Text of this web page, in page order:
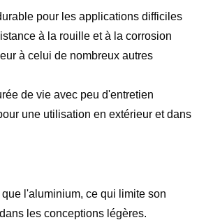
pour les applications difficiles
à la rouille et à la corrosion
à celui de nombreux autres
de vie avec peu d'entretien
une utilisation en extérieur et dans
l'aluminium, ce qui limite son
les conceptions légères.